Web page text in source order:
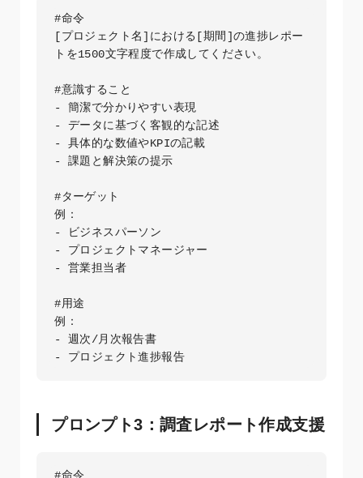
#命令
[プロジェクト名]における[期間]の進捗レポー
トを1500文字程度で作成してください。
#意識すること
- 簡潔で分かりやすい表現
- データに基づく客観的な記述
- 具体的な数値やKPIの記載
- 課題と解決策の提示
#ターゲット
例：
- ビジネスパーソン
- プロジェクトマネージャー
- 営業担当者
#用途
例：
- 週次/月次報告書
プロンプト3：調査レポート作成支援
#命令